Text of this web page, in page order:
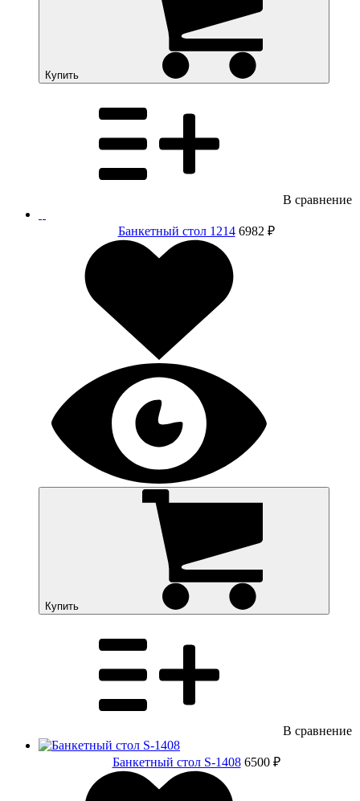
Купить
В сравнение
Банкетный стол 1214 6982 ₽
Купить
В сравнение
Банкетный стол S-1408 6500 ₽